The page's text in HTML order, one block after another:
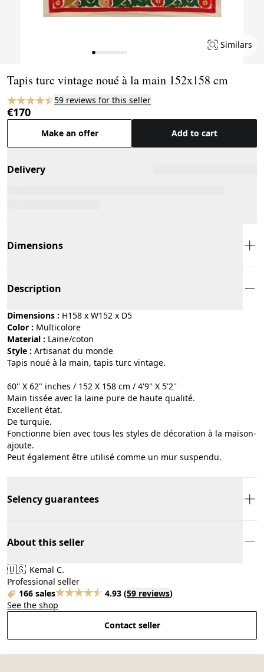
Similars
Tapis turc vintage noué à la main 152x158 cm
59 reviews for this seller
€170
Make an offer Add to cart
Delivery
Dimensions
Description
Dimensions : H158 x W152 x D5
Color :
multicolore
Material :
laine/coton
Style :
artisanat du monde
Tapis noué à la main, tapis turc vintage.
60'' X 62" inches / 152 X 158 cm / 4'9'' X 5'2''
Main tissée avec la laine pure de haute qualité.
Excellent état.
De turquie.
Fonctionne bien avec tous les styles de décoration à la maison-
ajoute.
Peut également être utilisé comme un mur suspendu.
Selency guarantees
About this seller
🇺🇸 Kemal C.
Professional seller
166 sales
4.93 (59 reviews)
See the shop
Contact seller